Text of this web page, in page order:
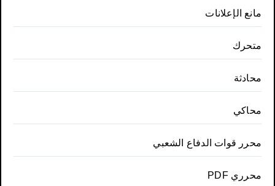
مانع الإعلانات
متحرك
محادثة
محاكي
محرر قوات الدفاع الشعبي
محرري PDF